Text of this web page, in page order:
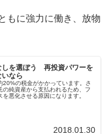
もに強力に働き、放物
しを選ぼう 再投資パワーを
なら
20%の税金がかかっています。さ
の純資産から支払われるため、フ
悪化させる原因になります。
2018.01.30